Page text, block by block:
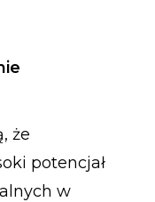
że
potencjał
w